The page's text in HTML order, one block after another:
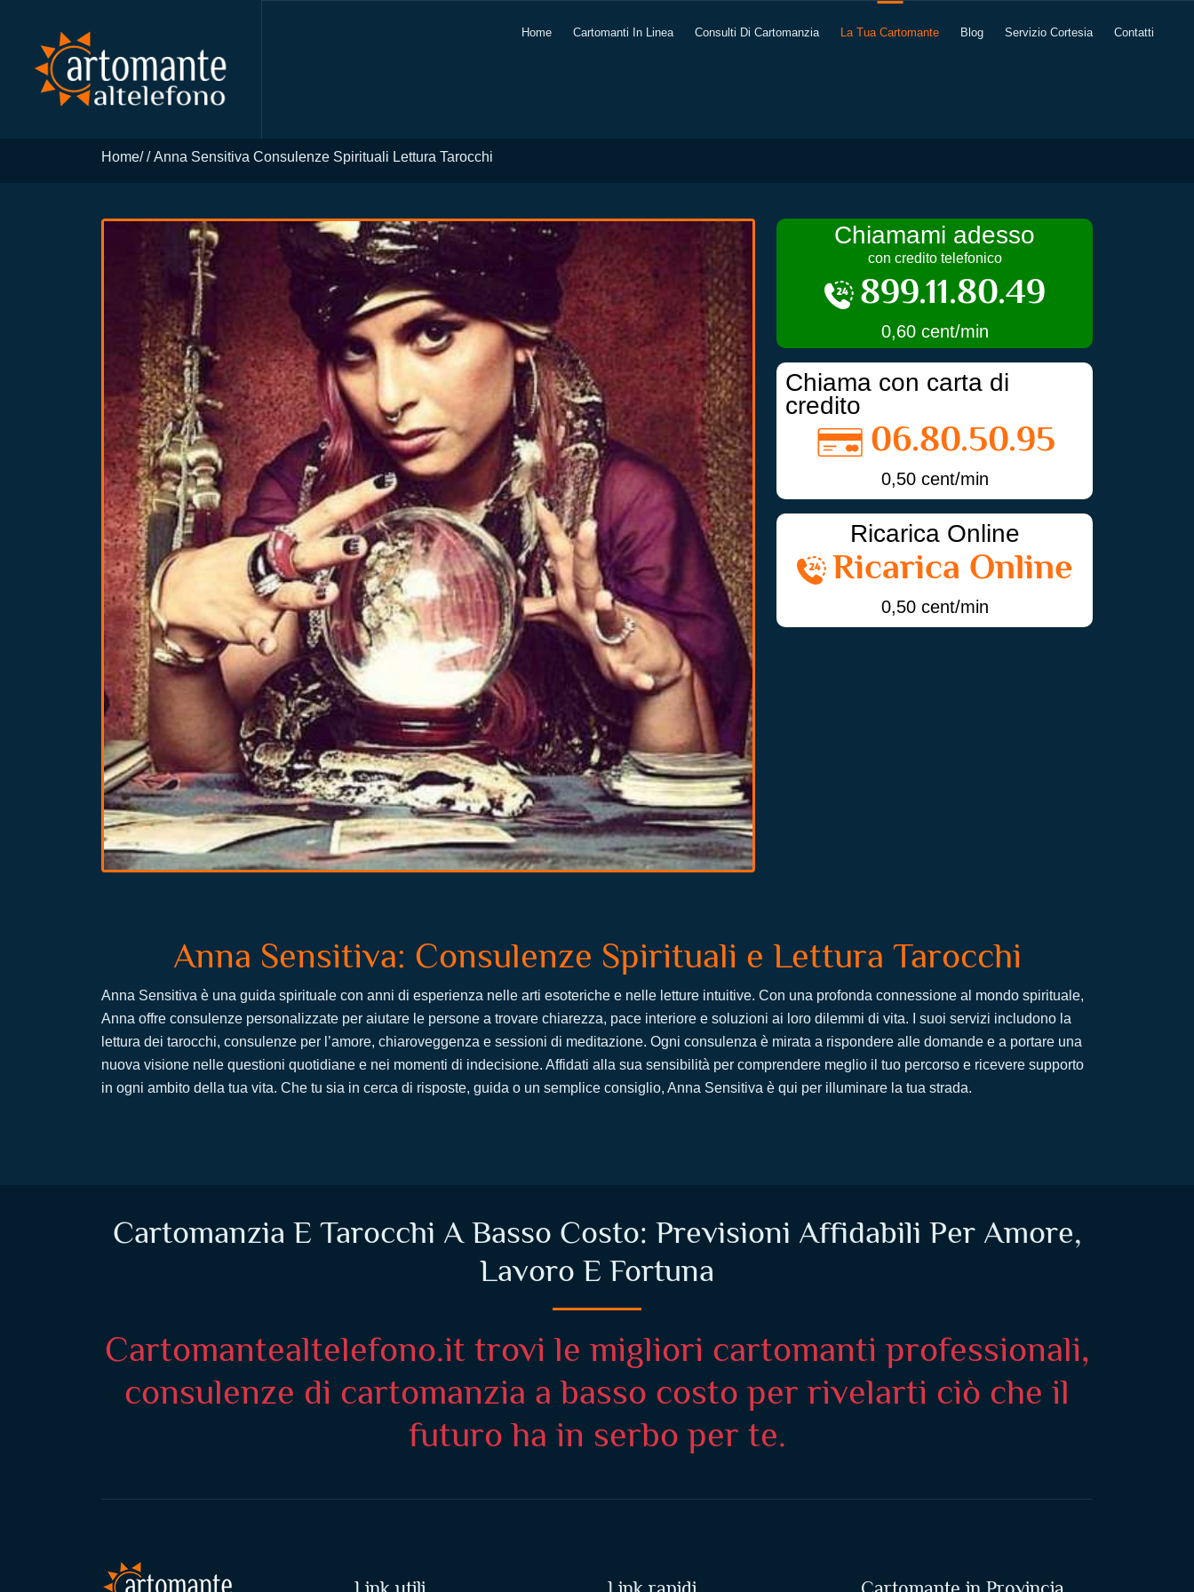
Home Cartomanti In Linea Consulti Di Cartomanzia La Tua Cartomante Blog Servizio Cortesia Contatti
Home Anna Sensitiva Consulenze Spirituali Lettura Tarocchi
Chiamami adesso
con credito telefonico
899.11.80.49
0,60 cent/min
Chiama con carta di
credito
06.80.50.95
0,50 cent/min
Ricarica Online
Ricarica Online
0,50 cent/min
Anna Sensitiva: Consulenze Spirituali e Lettura Tarocchi
Anna Sensitiva è una guida spirituale con anni di esperienza nelle arti esoteriche e nelle letture intuitive. Con una profonda connessione al mondo spirituale,
Anna offre consulenze personalizzate per aiutare le persone a trovare chiarezza, pace interiore e soluzioni ai loro dilemmi di vita. I suoi servizi includono la
lettura dei tarocchi, consulenze per l’amore, chiaroveggenza e sessioni di meditazione. Ogni consulenza è mirata a rispondere alle domande e a portare una
nuova visione nelle questioni quotidiane e nei momenti di indecisione. Affidati alla sua sensibilità per comprendere meglio il tuo percorso e ricevere supporto
in ogni ambito della tua vita. Che tu sia in cerca di risposte, guida o un semplice consiglio, Anna Sensitiva è qui per illuminare la tua strada.
Cartomanzia E Tarocchi A Basso Costo: Previsioni Affidabili Per Amore,
Lavoro E Fortuna
Cartomantealtelefono.it trovi le migliori cartomanti professionali,
consulenze di cartomanzia a basso costo per rivelarti ciò che il
futuro ha in serbo per te.